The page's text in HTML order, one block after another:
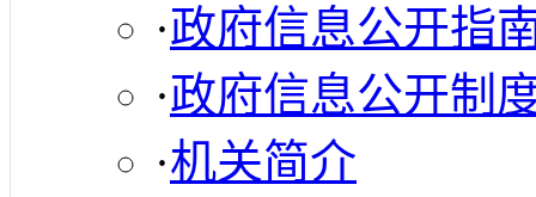
·政府信息公开指
·政府信息公开制
·机关简介